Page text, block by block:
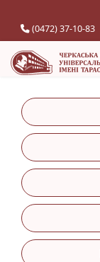
(0472) 37-10-83